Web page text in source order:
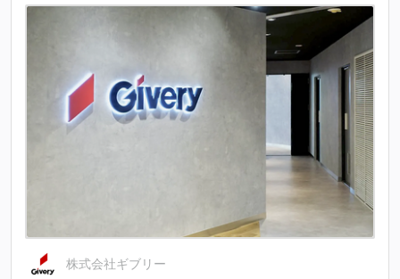
株式会社ギブリー